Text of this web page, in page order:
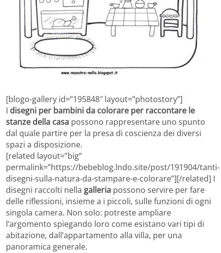
[blogo-gallery id=”195848″ layout=”photostory”]
I disegni per bambini da colorare per raccontare le
stanze della casa possono rappresentare uno spunto
dal quale partire per la presa di coscienza dei diversi
spazi a disposizione.
[related layout=”big”
permalink=”https://bebeblog.lndo.site/post/191904/tanti-
disegni-sulla-natura-da-stampare-e-colorare”][/related] I
disegni raccolti nella galleria possono servire per fare
delle riflessioni, insieme a i piccoli, sulle funzioni di ogni
singola camera. Non solo: potreste ampliare
l’argomento spiegando loro come esistano vari tipi di
abitazione, dall’appartamento alla villa, per una
panoramica generale.